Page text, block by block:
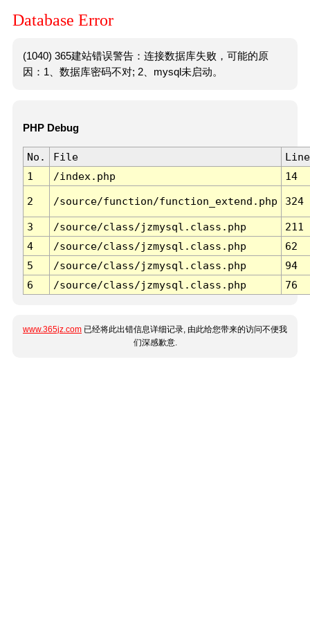
Database Error
(1040) 365建站错误警告：连接数据库失败，可能的原
因：1、数据库密码不对; 2、mysql未启动。
PHP Debug
No. File
Line
1
/index.php 14
2 /source/function/function_extend.php 324
3 /source/class/jzmysql.class.php
211
4
/source/class/jzmysql.class.php
62
5
/source/class/jzmysql.class.php
94
6
/source/class/jzmysql.class.php 76
www.365jz.com 已经将此出错信息详细记录, 由此给您带来的访问不便我
们深感歉意.